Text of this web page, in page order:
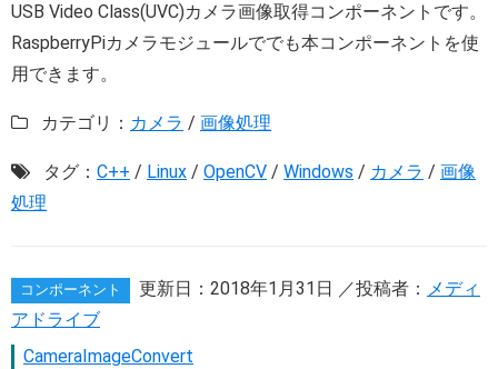
USB Video Class(UVC)カメラ画像取得コンポーネントです。
RaspberryPiカメラモジュールででも本コンポーネントを使
用できます。
カテゴリ： カメラ / 画像処理
タグ： C++ / Linux / OpenCV / Windows / カメラ / 画像
処理
コンポーネント 更新日： 2018年1月31日 ／投稿者： メディ
アドライブ
CameraImageConvert